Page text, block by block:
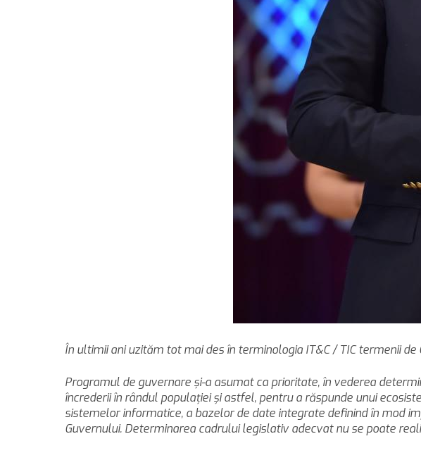
În ultimii ani uzităm tot mai des în terminologia IT&C / TIC termenii de
Programul de guvernare şi-a asumat ca prioritate, în vederea
încrederii în rândul populaţiei şi astfel, pentru a răspunde unui
sistemelor informatice, a bazelor de date integrate definind în mod
Guvernului. Determinarea cadrului legislativ adecvat nu se poate